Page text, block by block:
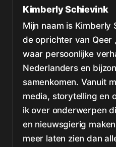
Kimberly Schievink
Mijn naam is Kimberly
de oprichter van Qeer
waar persoonlijke
Nederlanders en
samenkomen. Vanuit
media, storytelling en
ik over onderwerpen
en nieuwsgierig
meer laten zien dan